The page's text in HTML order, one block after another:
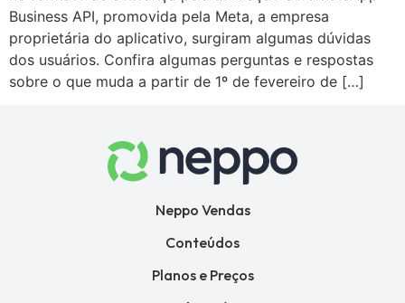
Business API, promovida pela Meta, a empresa
proprietária do aplicativo, surgiram algumas dúvidas
dos usuários. Confira algumas perguntas e respostas
sobre o que muda a partir de 1º de fevereiro de […]
Neppo Vendas
Conteúdos
Planos e Preços